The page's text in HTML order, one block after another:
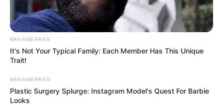
Hotels in der Nähe dieses Ausflugsziels in
Eisenach:
Hotels in Eisenach
vergleichen und online buchen.
BRAINBERRIES
It's Not Your Typical Family: Each Member Has This Unique
Trait!
BRAINBERRIES
Plastic Surgery Splurge: Instagram Model's Quest For Barbie
Looks